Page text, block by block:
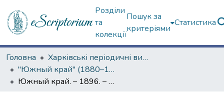
Розділи
та
колекції
Пошук за
критеріями
Статистика
Головна
Харківські періодичні видання
"Южный край" (1880–1919 гг.)
Южный край. – 1896. – 4 ноября (№ 5439)